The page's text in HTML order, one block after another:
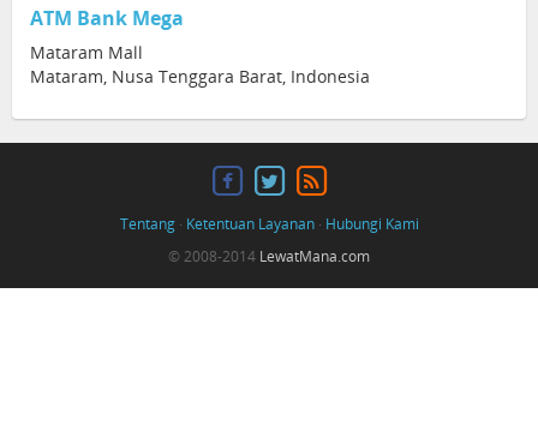
ATM Bank Mega
Mataram Mall
Mataram, Nusa Tenggara Barat, Indonesia
Tentang· Ketentuan Layanan· Hubungi Kami
© 2008-2014 LewatMana.com